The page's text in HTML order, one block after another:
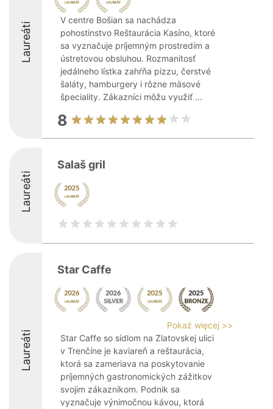
Laureáti
V centre Bošian sa nachádza
pohostinstvo Reštaurácia Kasíno, ktoré
sa vyznačuje príjemným prostredím a
ústretovou obsluhou. Rozmanitosť
jedálneho lístka zahŕňa pizzu, čerstvé
šaláty, hamburgery i rôzne mäsové
špeciality. Zákazníci môžu využiť ...
8
Laureáti
Salaš gril
Laureáti
Star Caffe
Pokaż więcej >>
Star Caffe so sídlom na Zlatovskej ulici
v Trenčíne je kaviareň a reštaurácia,
ktorá sa zameriava na poskytovanie
príjemných gastronomických zážitkov
svojim zákazníkom. Podnik sa
vyznačuje výnimočnou kávou, ktorá